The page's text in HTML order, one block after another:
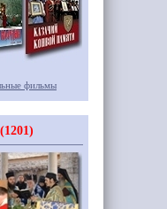
фильмы
(1201)